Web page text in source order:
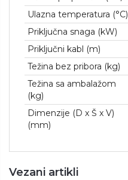
Ulazna temperatura (°C)
Priključna snaga (kW)
Priključni kabl (m)
Težina bez pribora (kg)
Težina sa ambalažom
(kg)
Dimenzije (D x Š x V)
(mm)
Vezani artikli